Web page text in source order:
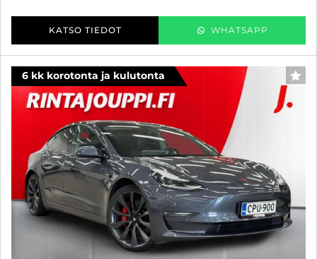
KATSO TIEDOT WHATSAPP
6 kk korotonta ja kulutonta